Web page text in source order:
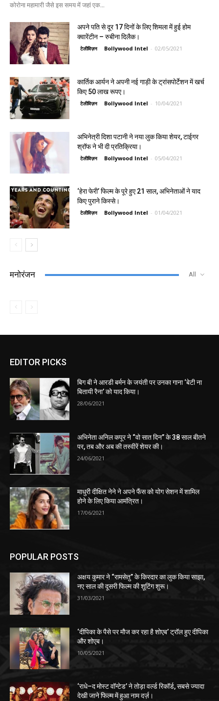
कोरोना महामारी जैसे इस समय में जहां एक...
अपने पति से दूर 17 दिनों के लिए शिमला में हुई होम
क्वारेंटीन – रुबीना दिलैक।
टेलीविज़न Bollywood Intel - 02/05/2021
कार्तिक आर्यन ने अपनी नई गाड़ी के ट्रांसपोर्टेशन में खर्च
किए 50 लाख रूपए।
टेलीविज़न Bollywood Intel - 10/04/2021
अभिनेत्री दिशा पटानी ने नया लुक किया शेयर, टाईगर
श्रॉफ ने भी दी प्रतिक्रिया।
टेलीविज़न Bollywood Intel - 05/04/2021
‘हेरा फेरी’ फिल्म के पूरे हुए 21 साल, अभिनेताओं ने याद
किए पुराने किस्से।
टेलीविज़न Bollywood Intel - 01/04/2021
मनोरंजन All
EDITOR PICKS
बिग बी ने आरडी बर्मन के जयंती पर उनका गाना ‘बेटी ना
बितायी रैना’ को याद किया।
28/06/2021
अभिनेता अनिल कपूर ने “वो सात दिन” के 38 साल बीतने
पर, तब और अब की तस्वीरें शेयर की।
24/06/2021
माधुरी दीक्षित नेने ने अपने फैंस को योग सेशन में शामिल
होने के लिए किया आमंत्रित।
17/06/2021
POPULAR POSTS
अक्षय कुमार ने “रामसेतु” के किरदार का लुक किया साझा,
नए साल की दूसरी फिल्म की शूटिंग शुरू।
31/03/2021
‘दीपिका के पैसे पर मौज कर रहा है शोएब’ ट्रॉल हुए दीपिका
और शोएब।
10/05/2021
‘राधे–द मोस्ट वॉन्टेड’ ने तोड़ा वर्ल्ड रिकॉर्ड, सबसे ज्यादा
देखी जाने फिल्म में हुआ नाम दर्ज़।